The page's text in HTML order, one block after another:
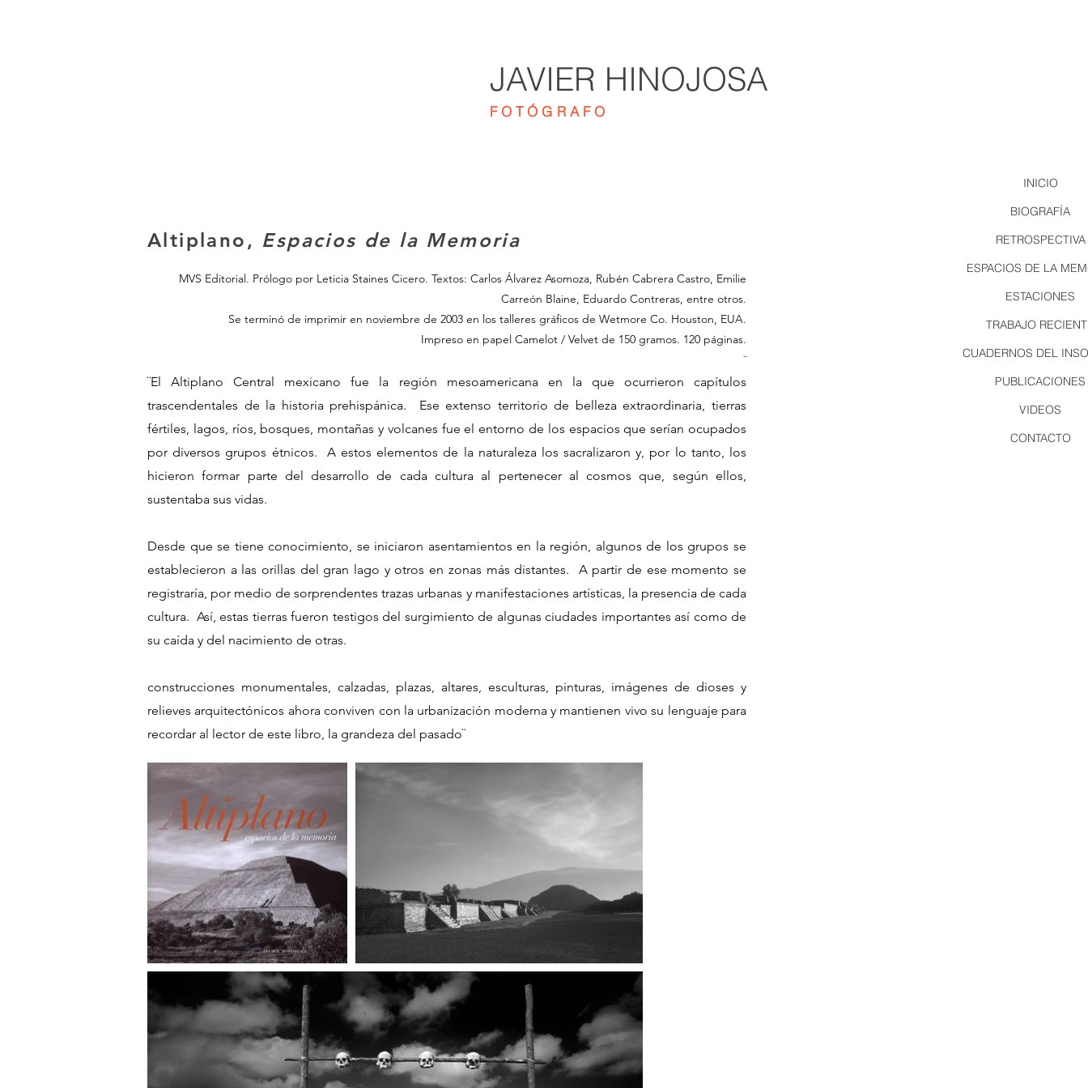
JAVIER HINOJOSA
FOTÓGRAFO
Altiplano, Espacios de la Memoria
MVS Editorial. Prólogo por Leticia Staines Cicero. Textos: Carlos Álvarez Asomoza, Rubén Cabrera Castro, Emilie
Carreón Blaine, Eduardo Contreras, entre otros.
Se terminó de imprimir en noviembre de 2003 en los talleres gráficos de Wetmore Co. Houston, EUA.
Impreso en papel Camelot / Velvet de 150 gramos. 120 páginas.
¨
¨El Altiplano Central mexicano fue la región mesoamericana en la que ocurrieron capítulos
trascendentales de la historia prehispánica. Ese extenso territorio de belleza extraordinaria, tierras
fértiles, lagos, ríos, bosques, montañas y volcanes fue el entorno de los espacios que serían ocupados
por diversos grupos étnicos. A estos elementos de la naturaleza los sacralizaron y, por lo tanto, los
hicieron formar parte del desarrollo de cada cultura al pertenecer al cosmos que, según ellos,
sustentaba sus vidas.
Desde que se tiene conocimiento, se iniciaron asentamientos en la región, algunos de los grupos se
establecieron a las orillas del gran lago y otros en zonas más distantes. A partir de ese momento se
registraría, por medio de sorprendentes trazas urbanas y manifestaciones artísticas, la presencia de cada
cultura. Así, estas tierras fueron testigos del surgimiento de algunas ciudades importantes así como de
su caída y del nacimiento de otras.
construcciones monumentales, calzadas, plazas, altares, esculturas, pinturas, imágenes de dioses y
relieves arquitectónicos ahora conviven con la urbanización moderna y mantienen vivo su lenguaje para
recordar al lector de este libro, la grandeza del pasado¨
INICIO
BIOGRAFÍA
RETROSPECTIVA
ESPACIOS DE LA
ESTACIONES
TRABAJO
CUADERNOS DEL
PUBLICACIONES
VIDEOS
CONTACTO